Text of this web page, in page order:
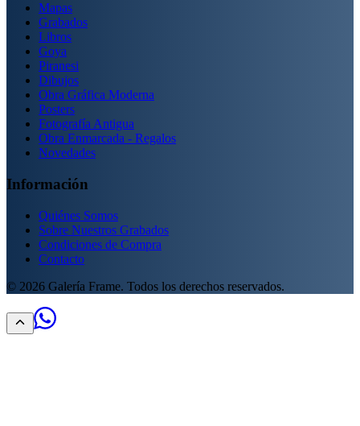
Mapas
Grabados
Libros
Goya
Piranesi
Dibujos
Obra Gráfica Moderna
Posters
Fotografía Antigua
Obra Enmarcada - Regalos
Novedades
Información
Quiénes Somos
Sobre Nuestros Grabados
Condiciones de Compra
Contacto
© 2026 Galería Frame. Todos los derechos reservados.